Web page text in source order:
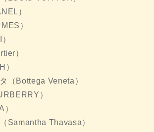
）
）
）
）
（Bottega Veneta）
）
Samantha Thavasa）